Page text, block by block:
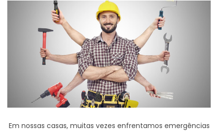
Em nossas casas, muitas vezes enfrentamos emergências